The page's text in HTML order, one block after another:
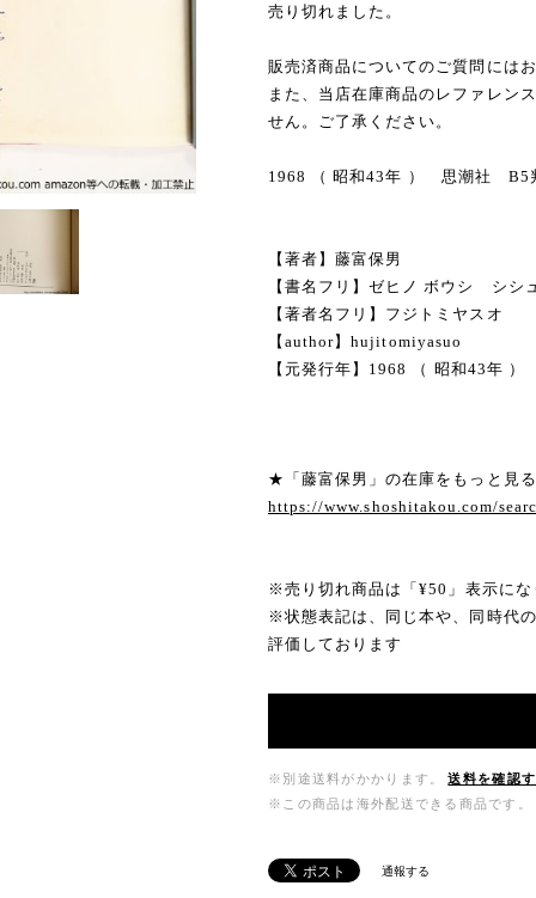
売り切れました。
販売済商品についてのご質問には
また、当店在庫商品のレファレン
せん。ご了承ください。
1968 （ 昭和43年 ） 思潮社
【著者】藤富保男
【書名フリ】ゼヒノ ボウシ シシ
【著者名フリ】フジトミヤスオ
【author】hujitomiyasuo
【元発行年】1968 （ 昭和43年 ）
★「藤富保男」の在庫をもっと見る
https://www.shoshitakou.com/
※売り切れ商品は「¥50」表示にな
※状態表記は、同じ本や、同時代
評価しております
※別途送料がかかります。
送料を確認
※この商品は海外配送できる商品です。
通報する